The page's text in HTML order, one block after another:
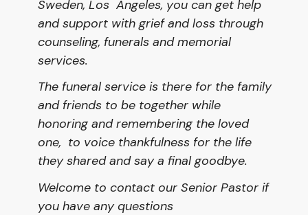
Sweden, Los Angeles, you can get help
and support with grief and loss through
counseling, funerals and memorial
services.
The funeral service is there for the family
and friends to be together while
honoring and remembering the loved
one, to voice thankfulness for the life
they shared and say a final goodbye.
Welcome to contact our Senior Pastor if
you have any questions